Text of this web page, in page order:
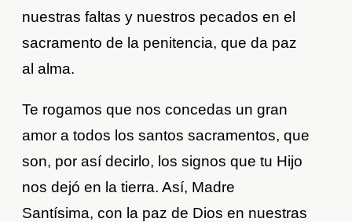
nuestras faltas y nuestros pecados en el
sacramento de la penitencia, que da paz
al alma.
Te rogamos que nos concedas un gran
amor a todos los santos sacramentos, que
son, por así decirlo, los signos que tu Hijo
nos dejó en la tierra. Así, Madre
Santísima, con la paz de Dios en nuestras